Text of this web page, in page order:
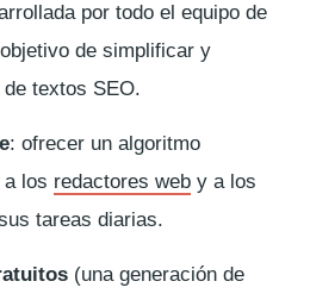
por todo el equipo de
de simplificar y
textos SEO.
: ofrecer un algoritmo
los redactores web y a los
tareas diarias.
(una generación de